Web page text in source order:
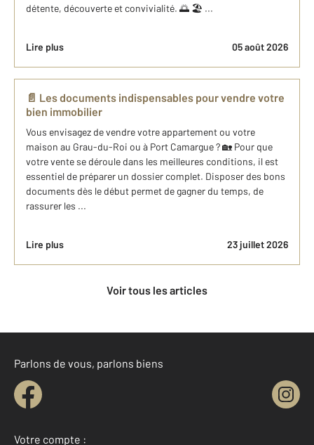
détente, découverte et convivialité. 🌅 🏖️ ...
Lire plus 05 août 2026
📄 Les documents indispensables pour vendre votre
bien immobilier
Vous envisagez de vendre votre appartement ou votre
maison au Grau-du-Roi ou à Port Camargue ? 🏡 Pour que
votre vente se déroule dans les meilleures conditions, il est
essentiel de préparer un dossier complet. Disposer des bons
documents dès le début permet de gagner du temps, de
rassurer les ...
Lire plus 23 juillet 2026
Voir tous les articles
Parlons de vous, parlons biens
Votre compte :